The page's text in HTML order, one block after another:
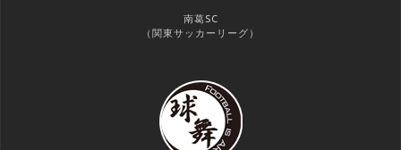
南葛SC
（関東サッカーリーグ）